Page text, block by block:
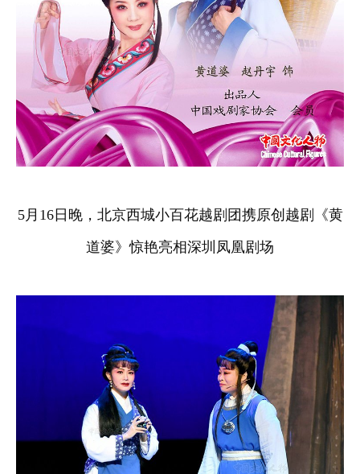
5月16日晚，北京西城小百花越剧团携原创越剧《黄
道婆》惊艳亮相深圳凤凰剧场